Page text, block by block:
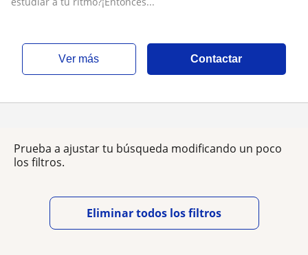
ver más Contactar
Prueba a ajustar tu búsqueda modificando un poco
los filtros.
Eliminar todos los filtros